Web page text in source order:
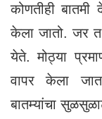
कोणतीही बातमी
केला जातो. जर
येते. मोठ्या
वापर केला
बातम्यांचा